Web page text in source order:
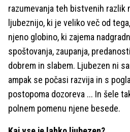
razumevanja teh bistvenih razlik
ljubeznijo, ki je veliko več od
njeno globino, ki zajema
spoštovanja, zaupanja,
dobrem in slabem. Ljubezen ni
ampak se počasi razvija in s
postopoma dozoreva ... In šele
polnem pomenu njene besede.